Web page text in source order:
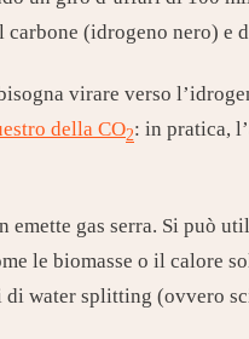
(idrogeno nero) e
virare verso
della CO2: in pratica,
gas serra. Si può
le biomasse o il calore
water splitting (ovvero